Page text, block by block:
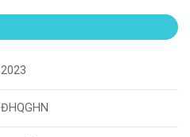
2023
ĐHQGHN